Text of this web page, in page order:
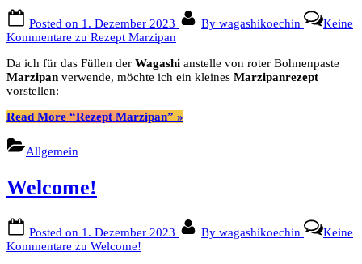
Posted on 1. Dezember 2023 By wagashikoechin
Keine
Kommentare zu Rezept Marzipan
Da ich für das Füllen der Wagashi anstelle von roter Bohnenpaste
Marzipan verwende, möchte ich ein kleines Marzipanrezept
vorstellen:
Read More “Rezept Marzipan” »
Allgemein
Welcome!
Posted on 1. Dezember 2023 By wagashikoechin
Keine
Kommentare zu Welcome!